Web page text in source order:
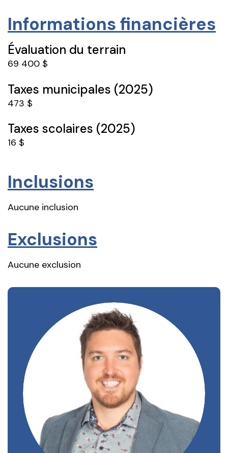
Informations financières
Évaluation du terrain
69 400 $
Taxes municipales (2025)
473 $
Taxes scolaires (2025)
16 $
Inclusions
Aucune inclusion
Exclusions
Aucune exclusion